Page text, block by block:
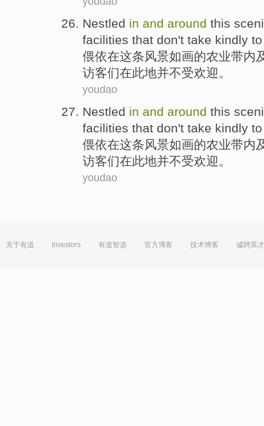
Nestled in and around this
facilities that don't take kindly to
偎依在这条风景如画的农业带内
访客们在此地并不受欢迎。
youdao
Nestled in and around this
facilities that don't take kindly to
偎依在这条风景如画的农业带内
访客们在此地并不受欢迎。
youdao
关于有道 Investors 有道智选 官方博客 技术博客 诚聘英才